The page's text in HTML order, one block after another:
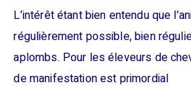
L’intérêt étant bien entendu que
régulièrement possible, bien
aplombs. Pour les éleveurs de
de manifestation est primordial